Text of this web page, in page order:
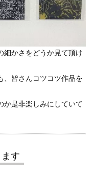
細かさをどうか見て頂け
、皆さんコツコツ作品を
か是非楽しみにしていて
す